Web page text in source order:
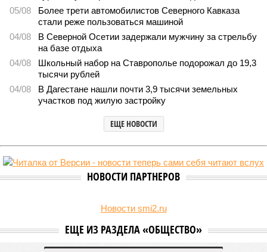
05/08
Более трети автомобилистов Северного Кавказа
стали реже пользоваться машиной
04/08
В Северной Осетии задержали мужчину за стрельбу
на базе отдыха
04/08
Школьный набор на Ставрополье подорожал до 19,3
тысячи рублей
04/08
В Дагестане нашли почти 3,9 тысячи земельных
участков под жилую застройку
ЕЩЕ НОВОСТИ
НОВОСТИ ПАРТНЕРОВ
Новости smi2.ru
ЕЩЕ ИЗ РАЗДЕЛА «ОБЩЕСТВО»